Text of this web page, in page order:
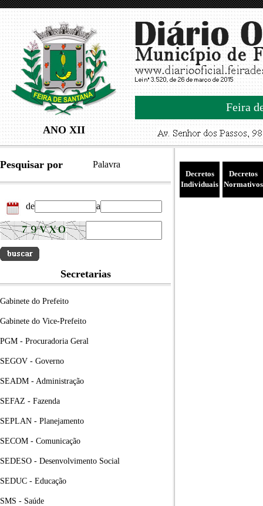
ANO XII
Feira
Pesquisar por Palavra
de a
Secretarias
Gabinete do Prefeito
Gabinete do Vice-Prefeito
PGM - Procuradoria Geral
SEGOV - Governo
SEADM - Administração
SEFAZ - Fazenda
SEPLAN - Planejamento
SECOM - Comunicação
SEDESO - Desenvolvimento Social
SEDUC - Educação
SMS - Saúde
Decretos
Individuais
Decretos
Normativos